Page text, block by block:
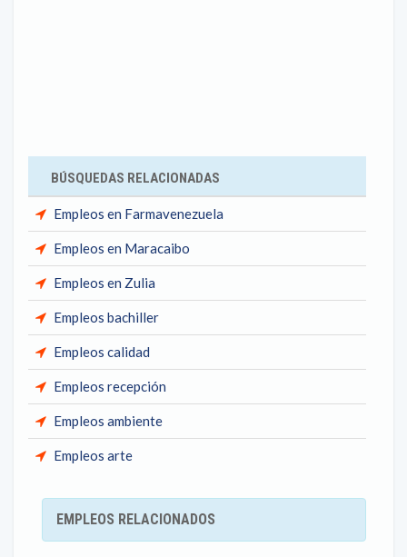
BÚSQUEDAS RELACIONADAS
Empleos en Farmavenezuela
Empleos en Maracaibo
Empleos en Zulia
Empleos bachiller
Empleos calidad
Empleos recepción
Empleos ambiente
Empleos arte
EMPLEOS RELACIONADOS